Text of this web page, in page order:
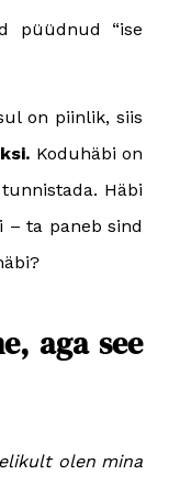
püüdnud “ise
on piinlik, siis
Koduhäbi on
Häbi
ta paneb sind
aga see
olen mina